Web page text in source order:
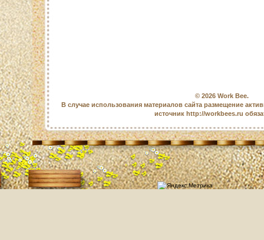
© 2026 Work Bee.
В случае использования материалов сайта размещение
источник http://workbees.ru